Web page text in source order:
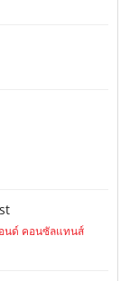
นด์ คอนซัลแทนส์